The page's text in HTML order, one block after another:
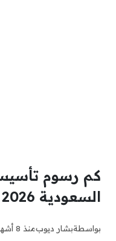
كم رسوم
السعودية 2026
بواسطةبشار ديوبمنذ 8 أشهر